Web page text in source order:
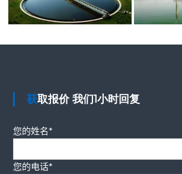
获取报价 我们1小时回复
您的姓名*
您的电话*